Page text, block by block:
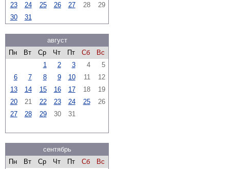
23
24 25 26 27 28
29
30
31
август
Пн
Вт Ср Чт Пт Сб
Вс
1
2 3 4
5
6
7 8 9 10 11
12
13
14 15 16 17 18
19
20
21 22 23 24 25
26
27
28 29 30 31
сентябрь
Пн
Вт Ср Чт Пт Сб
Вс